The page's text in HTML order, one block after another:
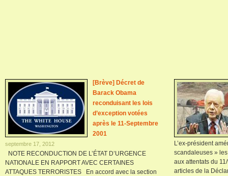
[Brève] Décret de
Barack Obama
reconduisant les lois
d’exception votées
après le 11-Septembre
2001
septembre 17, 2012
NOTE RECONDUCTION DE L’ÉTAT D’URGENCE
NATIONALE EN RAPPORT AVEC CERTAINES
ATTAQUES TERRORISTES En accord avec la section
L’ex-président
scandaleuses »
aux attentats du
articles de la